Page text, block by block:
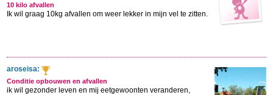
10 kilo afvallen
Ik wil graag 10kg afvallen om weer lekker in mijn vel te zitten.
aroseisa:
Conditie opbouwen en afvallen
ik wil gezonder leven en mij eetgewoonten veranderen,